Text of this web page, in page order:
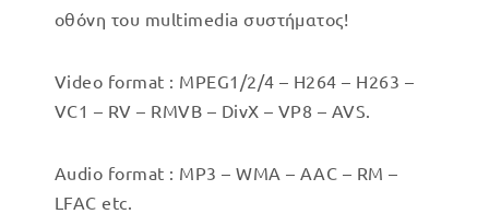
οθόνη του multimedia συστήματος!
Video format : MPEG1/2/4 – H264 – H263 –
VC1 – RV – RMVB – DivX – VP8 – AVS.
Audio format : MP3 – WMA – AAC – RM –
LFAC etc.